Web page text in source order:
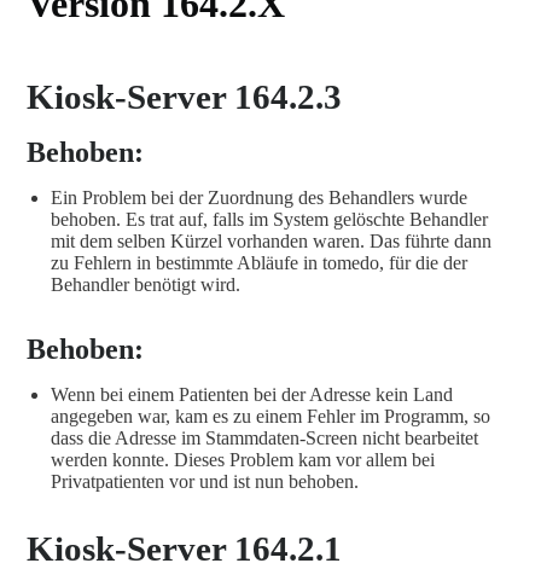
Kiosk-Server 164.2.3
Behoben:
Ein Problem bei der Zuordnung des Behandlers wurde
behoben. Es trat auf, falls im System gelöschte Behandler
mit dem selben Kürzel vorhanden waren. Das führte dann
zu Fehlern in bestimmte Abläufe in tomedo, für die der
Behandler benötigt wird.
Behoben:
Wenn bei einem Patienten bei der Adresse kein Land
angegeben war, kam es zu einem Fehler im Programm, so
dass die Adresse im Stammdaten-Screen nicht bearbeitet
werden konnte. Dieses Problem kam vor allem bei
Privatpatienten vor und ist nun behoben.
Kiosk-Server 164.2.1